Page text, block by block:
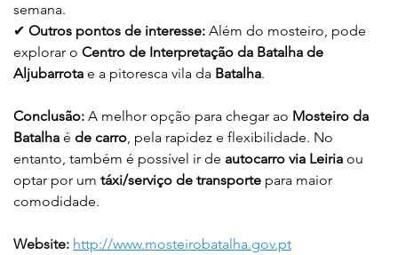
semana.
✔ Outros pontos de interesse: Além do mosteiro, pode
explorar o Centro de Interpretação da Batalha de
Aljubarrota e a pitoresca vila da Batalha.
Conclusão: A melhor opção para chegar ao Mosteiro da
Batalha é de carro, pela rapidez e flexibilidade. No
entanto, também é possível ir de autocarro via Leiria ou
optar por um táxi/serviço de transporte para maior
comodidade.
Website: http://www.mosteirobatalha.gov.pt